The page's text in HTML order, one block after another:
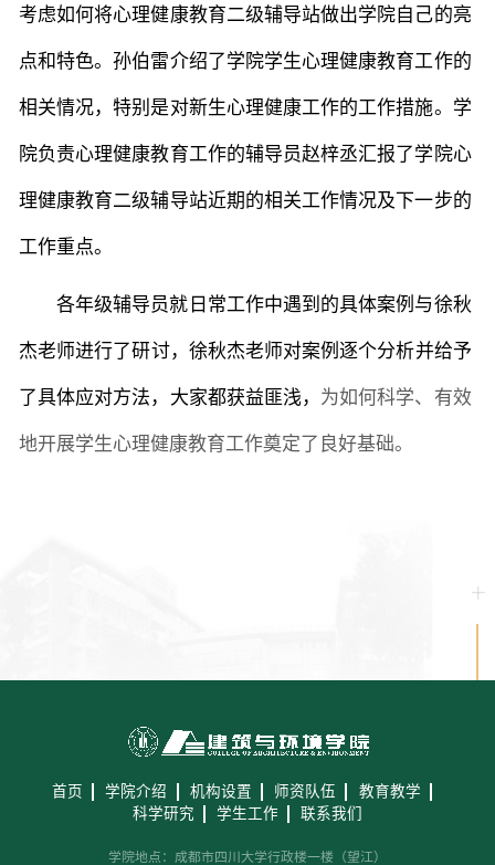
考虑如何将心理健康教育二级辅导站做出学院自己的亮
点和特色。孙伯雷介绍了学 院学生心理健康教育工作的
相关情况，特别是对新生心理健康工作的工作措施。 学
院负责心理健康教育工作的辅导员赵梓丞汇报了学院心
理健康教育二级辅导站近期的相关工作情况及下一步的
工作重点。
各年级辅导员就日常工作中遇到的具体案例与徐秋
杰老师进行了研讨，徐秋杰老师对案例逐个分析并给予
了具体应对方法，大家都获益匪浅， 为如何科学、有效
地开展学生心理健康教育工作奠定了良好基础。
首页 学院介绍 机构设置 师资队伍
教育教学
科学研究
学生工作 联系我们
学院地点：成都市四川大学行政楼一楼（望江）